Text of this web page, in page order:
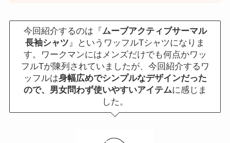
今回紹介するのは『 ムーブアクティブサーマル
長袖シャツ』というワッフルTシャツになりま
す。ワークマンにはメンズだけでも何点かワッ
フルTが陳列されていましたが、今回紹介するワ
ッフルは身幅広めでシンプルなデザインだった
ので、男女問わず使いやすいアイテムに感じま
した。